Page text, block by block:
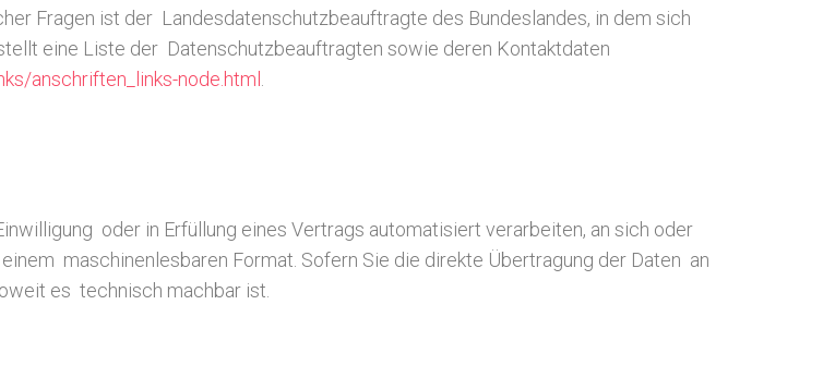
Fragen ist der Landesdatenschutzbeauftragte des Bundeslandes, in dem sich
eine Liste der Datenschutzbeauftragten sowie deren Kontaktdaten
anschriften_links-node.html
oder in Erfüllung eines Vertrags automatisiert verarbeiten, an sich oder
maschinenlesbaren Format. Sofern Sie die direkte Übertragung der Daten an
es technisch machbar ist.